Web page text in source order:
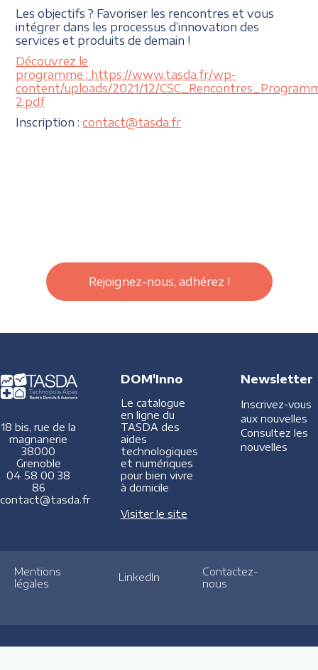
Les objectifs ? Favoriser les rencontres et vous
intégrer dans les processus d’innovation des
services et produits de demain !
Découvrez le
programme : https://www.tasda.fr/wp-
content/uploads/2021/12/
2.pdf
Inscription :contact@tasda.fr
Rejoignez-nous, adhérez !
18 bis, rue de la
magnanerie
38000
Grenoble
04 58 00 38
86
contact@tasda.fr
DOM'Inno
Le catalogue
en ligne du
TASDA des
aides
technologiques
et numériques
pour bien vivre
à domicile
Visiter le site
Newsletter
Inscrivez-vous
aux nouvelles
Consultez les
nouvelles
Mentions
légales
LinkedIn
Contactez-
nous